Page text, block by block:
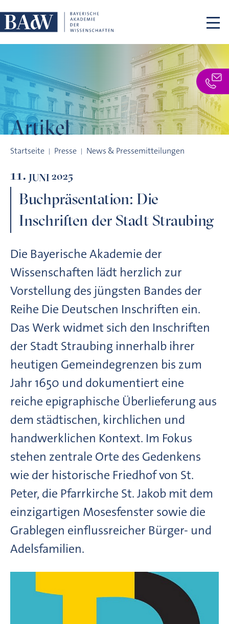
Artikel
Startseite Presse News & Pressemitteilungen
11. JUNI 2025
Buchpräsentation: Die
Inschriften der Stadt Straubing
Die Bayerische Akademie der
Wissenschaften lädt herzlich zur
Vorstellung des jüngsten Bandes der
Reihe Die Deutschen Inschriften ein.
Das Werk widmet sich den Inschriften
der Stadt Straubing innerhalb ihrer
heutigen Gemeindegrenzen bis zum
Jahr 1650 und dokumentiert eine
reiche epigraphische Überlieferung aus
dem städtischen, kirchlichen und
handwerklichen Kontext. Im Fokus
stehen zentrale Orte des Gedenkens
wie der historische Friedhof von St.
Peter, die Pfarrkirche St. Jakob mit dem
einzigartigen Mosesfenster sowie die
Grablegen einflussreicher Bürger- und
Adelsfamilien.